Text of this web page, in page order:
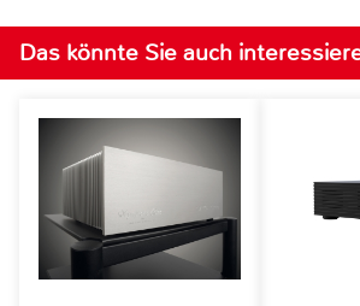
Das könnte Sie auch